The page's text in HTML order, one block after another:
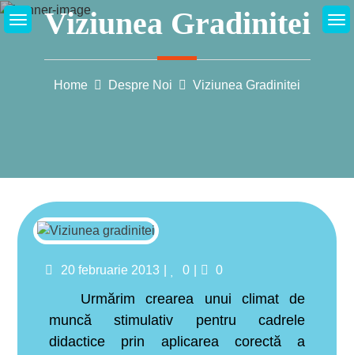
Skip
to
Viziunea Gradinitei
Home Despre Noi Viziunea Gradinitei
Posted
20 februarie 2013 Likes
0 Comments
0
Urmărim crearea unui climat de
muncă stimulativ pentru cadrele
didactice prin aplicarea corectă a